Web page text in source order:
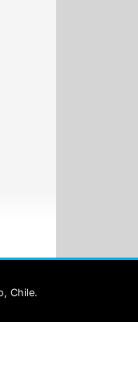
Chile.